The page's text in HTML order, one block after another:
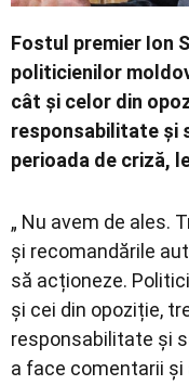
Fostul premier Ion
politicienilor
cât şi celor din
responsabilitate şi
perioada de criză,
„ Nu avem de ales.
și recomandările
să acționeze.
și cei din opoziție,
responsabilitate și
a face comentarii și